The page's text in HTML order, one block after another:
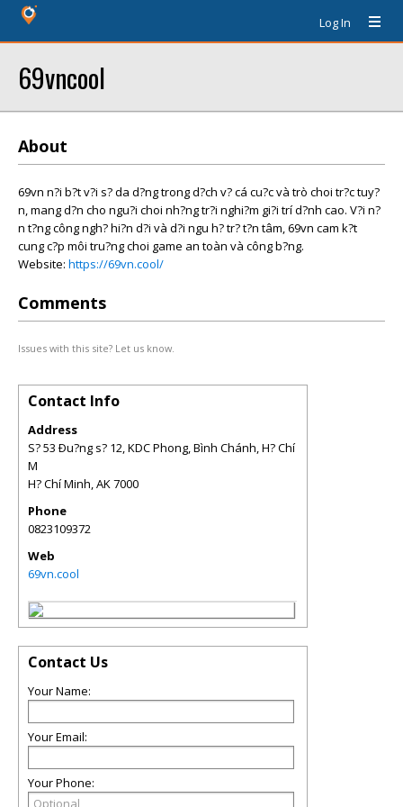
Log In
69vncool
About
69vn n?i b?t v?i s? da d?ng trong d?ch v? cá cu?c và trò choi tr?c tuy?
n, mang d?n cho ngu?i choi nh?ng tr?i nghi?m gi?i trí d?nh cao. V?i n?
n t?ng công ngh? hi?n d?i và d?i ngu h? tr? t?n tâm, 69vn cam k?t
cung c?p môi tru?ng choi game an toàn và công b?ng.
Website: https://69vn.cool/
Comments
Issues with this site? Let us know.
Contact Info
Address
S? 53 Ðu?ng s? 12, KDC Phong, Bình Chánh, H? Chí
M
H? Chí Minh,AK7000
Phone
0823109372
Web
69vn.cool
Contact Us
Your Name:
Your Email:
Your Phone: